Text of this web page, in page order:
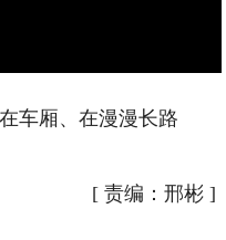
车厢、在漫漫长路
[ 责编：邢彬 ]